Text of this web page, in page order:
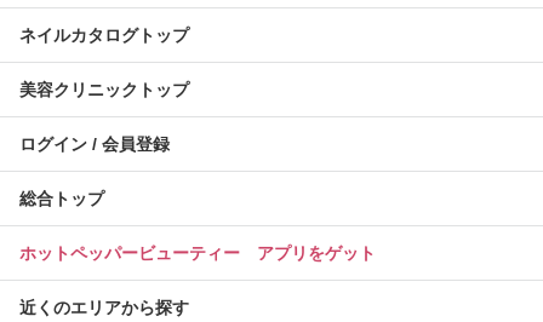
ネイルカタログトップ
美容クリニックトップ
ログイン / 会員登録
総合トップ
ホットペッパービューティー アプリをゲット
近くのエリアから探す